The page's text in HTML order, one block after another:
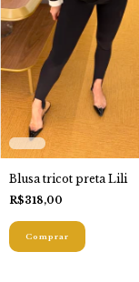
Blusa tricot preta Lili
R$318,00
Comprar